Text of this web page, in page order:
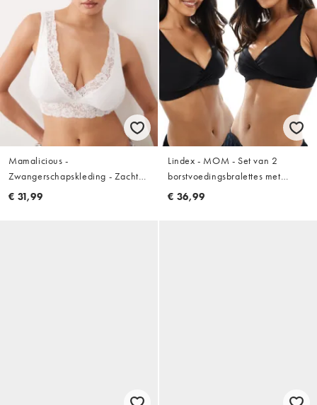
Mamalicious -
Zwangerschapskleding - Zachte
borstvoedingsbralette met kant in
€ 31,99
Lindex - MOM - Set van 2
borstvoedingsbralettes met
overslag in zwart
€ 36,99